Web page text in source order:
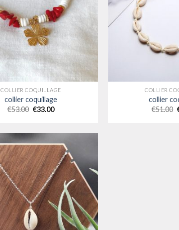
COLLIER COQUILLAGE
collier coquillage
€53.00 €33.00
COLLIER
collier
€51.00